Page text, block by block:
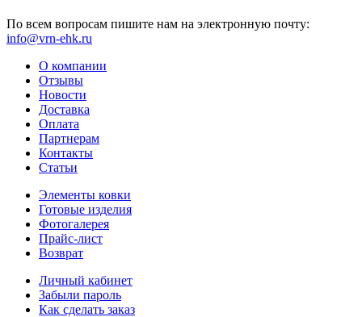
По всем вопросам пишите нам на электронную почту:
info@vrn-ehk.ru
О компании
Отзывы
Новости
Доставка
Оплата
Партнерам
Контакты
Статьи
Элементы ковки
Готовые изделия
Фотогалерея
Прайс-лист
Возврат
Личный кабинет
Забыли пароль
Как сделать заказ